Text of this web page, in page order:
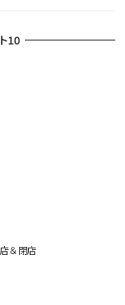
10
＆閉店